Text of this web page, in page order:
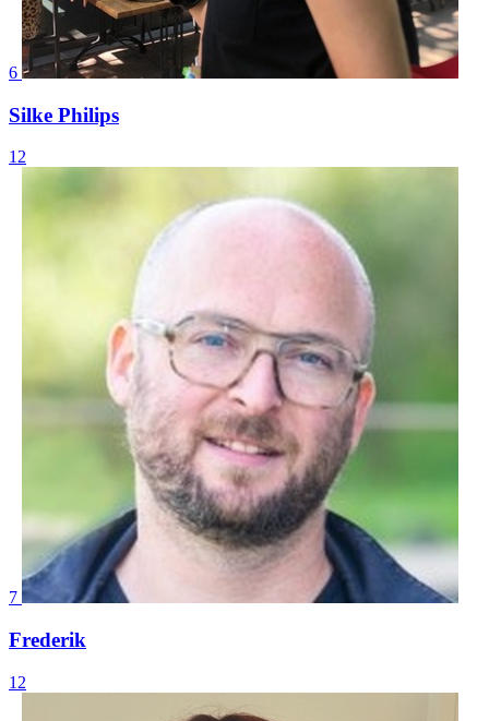
6
Silke Philips
12
7
Frederik
12